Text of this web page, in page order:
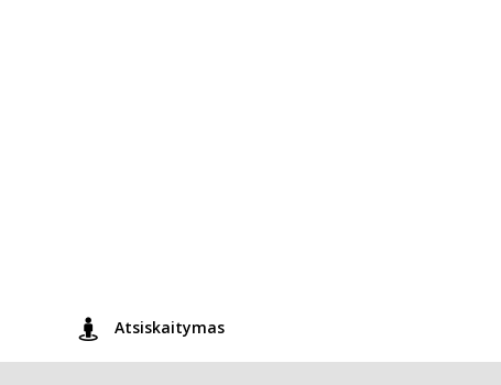
Atsiskaitymas